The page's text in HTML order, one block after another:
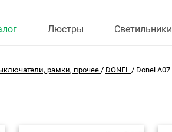
Люстры Светильники
рамки, прочее / DONEL / Donel A07